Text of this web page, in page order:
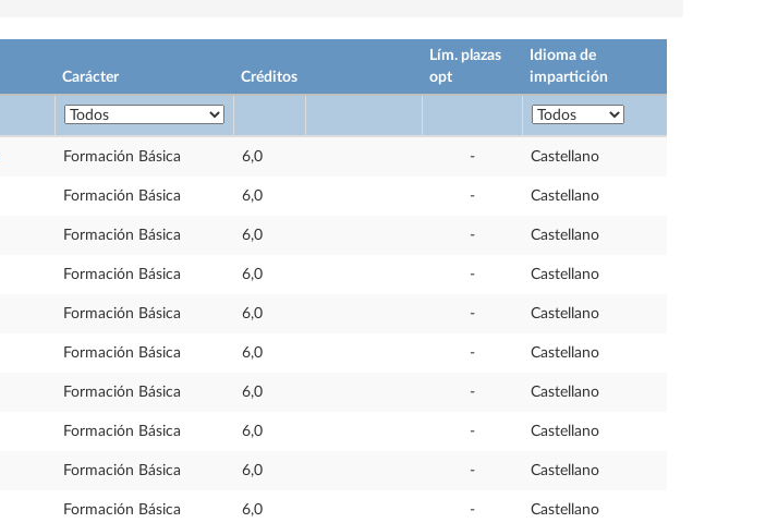
Carácter Créditos
Lím. plazas
opt
Idioma de
impartición
Formación Básica 6,0 - Castellano
Formación Básica 6,0 - Castellano
Formación Básica 6,0 - Castellano
Formación Básica 6,0 - Castellano
Formación Básica 6,0 - Castellano
Formación Básica 6,0 - Castellano
Formación Básica 6,0 - Castellano
Formación Básica 6,0 - Castellano
Formación Básica 6,0 - Castellano
Formación Básica 6,0 - Castellano